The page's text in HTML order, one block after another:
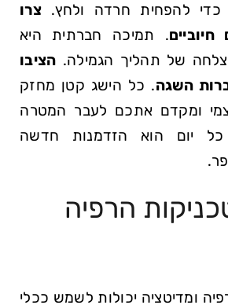
כדי להפחית ‍חרדה ולחץ.צרו‌
. תמיכה חברתית ‌היא
של תהליך הגמילה.⁣ הציבו
השגה. כל הישג קטן מחזק
​ומקדם אתכם לעבר המטרה⁢
‌כל יום הוא הזדמנות ‌חדשה
הרפיה
ומדיטציה יכולות לשמש ככלי